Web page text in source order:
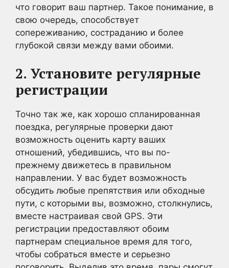
что говорит ваш партнер. Такое понимание, в
свою очередь, способствует
сопереживанию, состраданию и более
глубокой связи между вами обоими.
2. Установите регулярные
регистрации
Точно так же, как хорошо спланированная
поездка, регулярные проверки дают
возможность оценить карту ваших
отношений, убедившись, что вы по-
прежнему движетесь в правильном
направлении. У вас будет возможность
обсудить любые препятствия или обходные
пути, с которыми вы, возможно, столкнулись,
вместе настраивая свой GPS. Эти
регистрации предоставляют обоим
партнерам специальное время для того,
чтобы собраться вместе и серьезно